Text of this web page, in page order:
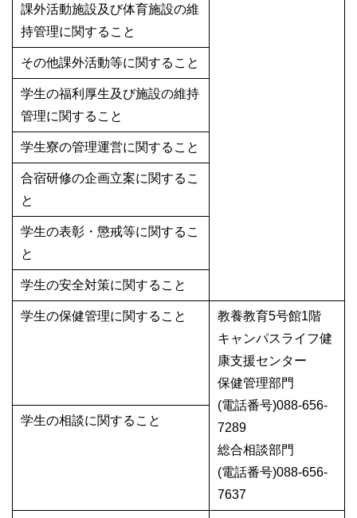
課外活動施設及び体育施設の維
持管理に関すること
その他課外活動等に関すること
学生の福利厚生及び施設の維持
管理に関すること
学生寮の管理運営に関すること
合宿研修の企画立案に関するこ
と
学生の表彰・懲戒等に関するこ
と
学生の安全対策に関すること
学生の保健管理に関すること
教養教育5号館1階
キャンパスライフ健
康支援センター
保健管理部門
(電話番号)088-656-
7289
総合相談部門
(電話番号)088-656-
7637
学生の相談に関すること